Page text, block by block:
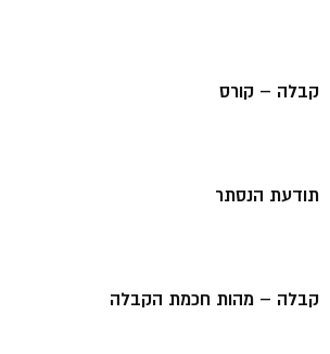
קבלה – קורס
תודעת הנסתר
קבלה – מהות חכמת הקבלה